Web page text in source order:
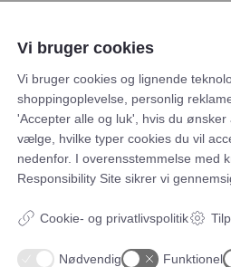
Vi bruger cookies
Vi bruger cookies og lignende
shoppingoplevelse, personlig
'Accepter alle og luk', hvis du
vælge, hvilke typer cookies du vil
nedenfor. I overensstemmelse med
Responsibility Site sikrer vi
Cookie- og privatlivspolitik
Nødvendig Funktionel